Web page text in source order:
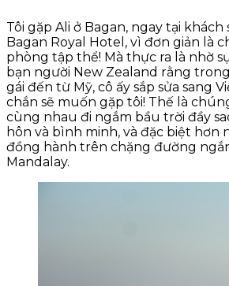
Tôi gặp Ali ở Bagan, ngay tại khách
Bagan Royal Hotel, vì đơn giản là
phòng tập thể! Mà thực ra là nhờ
bạn người New Zealand rằng
gái đến từ Mỹ, cô ấy sắp sửa sang
chắn sẽ muốn gặp tôi! Thế là
cùng nhau đi ngắm bầu trời đầy
hôn và bình minh, và đặc biệt hơn
đồng hành trên chặng đường
Mandalay.